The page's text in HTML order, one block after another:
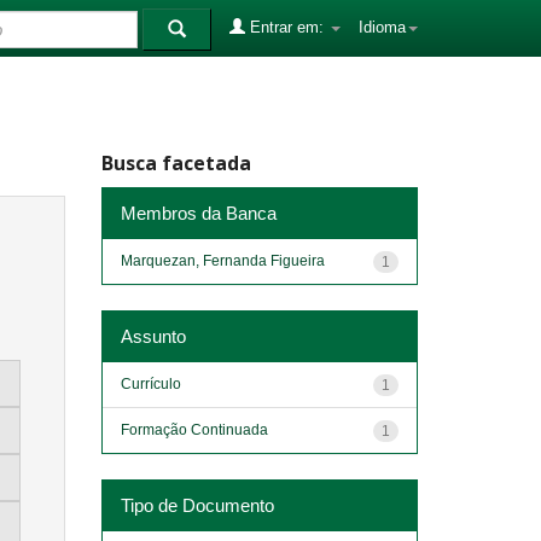
Idioma
Entrar em:
Busca facetada
Membros da Banca
1
Marquezan, Fernanda Figueira
Assunto
1
Currículo
1
Formação Continuada
Tipo de Documento